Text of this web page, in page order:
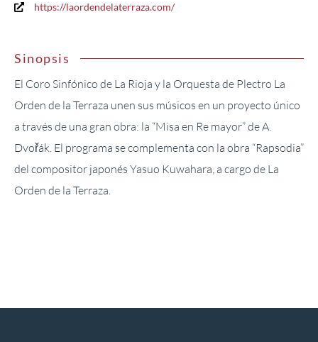
https://laordendelaterraza.com/
Sinopsis
El Coro Sinfónico de La Rioja y la Orquesta de Plectro La
Orden de la Terraza unen sus músicos en un proyecto único
a través de una gran obra: la “Misa en Re mayor” de A.
Dvořák. El programa se complementa con la obra “Rapsodia”
del compositor japonés Yasuo Kuwahara, a cargo de La
Orden de la Terraza.